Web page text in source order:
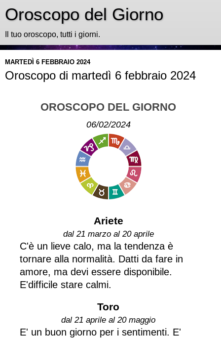
Oroscopo del Giorno
Il tuo oroscopo, tutti i giorni.
MARTEDÌ 6 FEBBRAIO 2024
Oroscopo di martedì 6 febbraio 2024
OROSCOPO DEL GIORNO
06/02/2024
Ariete
dal 21 marzo al 20 aprile
C'è un lieve calo, ma la tendenza è
tornare alla normalità. Datti da fare in
amore, ma devi essere disponibile.
E'difficile stare calmi.
Toro
dal 21 aprile al 20 maggio
E' un buon giorno per i sentimenti. E'